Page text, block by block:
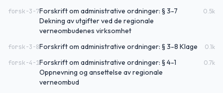
forsk-3-7Forskrift om administrative ordninger: § 3-7
Dekning av utgifter ved de regionale
verneombudenes virksomhet
0.5k
forsk-3-8Forskrift om administrative ordninger: § 3-8 Klage 0.1k
forsk-4-1Forskrift om administrative ordninger: § 4-1
Oppnevning og ansettelse av regionale
verneombud
0.7k